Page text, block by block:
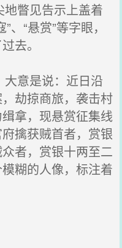
瞥见告示上盖着
“悬赏”等字眼，
去。
意是说：近日沿
劫掠商旅，袭击村
拿，现悬赏征集线
擒获贼首者，赏银
者，赏银十两至二
糊的人像，标注着